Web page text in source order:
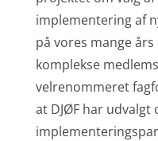
implementering af
på vores mange
komplekse
velrenommeret
at DJØF har udvalgt